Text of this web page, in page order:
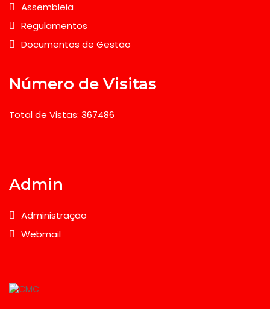
Assembleia
Regulamentos
Documentos de Gestão
Número de Visitas
Total de Vistas: 367486
Admin
Administração
Webmail